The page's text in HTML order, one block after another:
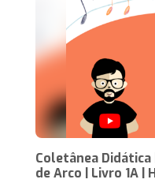
Coletânea
de Arco | Livro 1A |